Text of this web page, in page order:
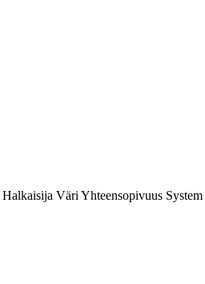
Halkaisija Väri Yhteensopivuus System